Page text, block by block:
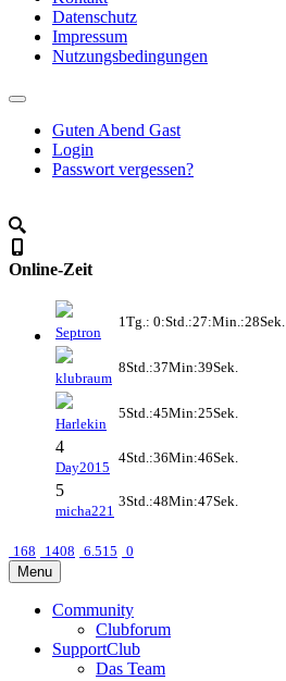
Datenschutz
Impressum
Nutzungsbedingungen
Guten Abend Gast
Login
Passwort vergessen?
Online-Zeit
Septron
1Tg.: 0:Std.:27:Min.:28Sek.
klubraum
8Std.:37Min:39Sek.
Harlekin
5Std.:45Min:25Sek.
4
Day2015
4Std.:36Min:46Sek.
5
micha221
3Std.:48Min:47Sek.
168 1408 6.515 0
Menu
Community
Clubforum
SupportClub
Das Team